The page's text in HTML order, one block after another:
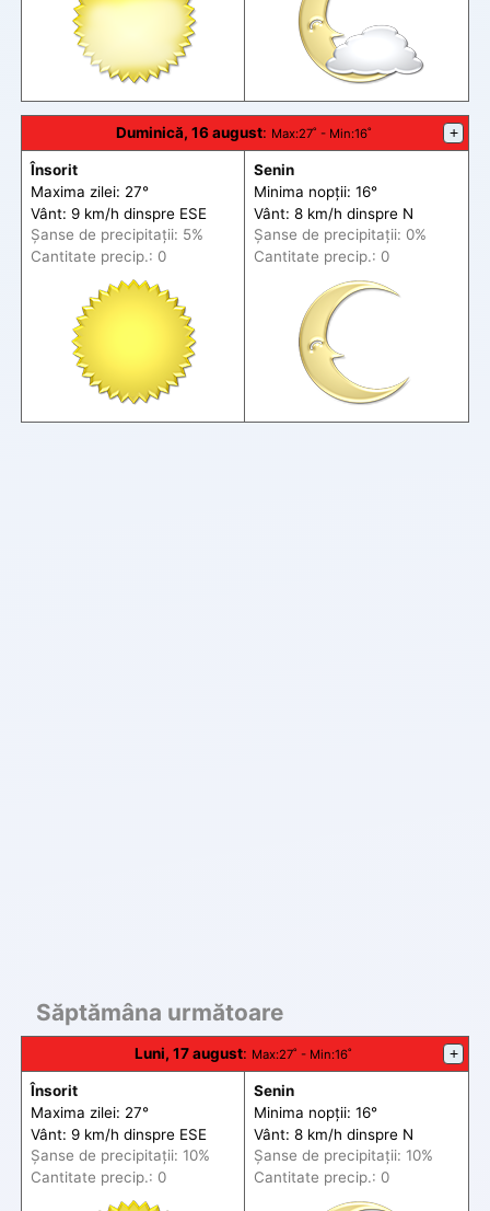
Duminică, 16 august: Max:27˚ - Min:16˚ +
Însorit
Maxima zilei: 27°
Vânt: 9 km/h dinspre ESE
Șanse de precipitații: 5%
Cantitate precip.: 0
Senin
Minima nopții: 16°
Vânt: 8 km/h dinspre N
Șanse de precipitații: 0%
Cantitate precip.: 0
Săptămâna următoare
Luni, 17 august: Max:27˚ - Min:16˚ +
Însorit
Maxima zilei: 27°
Vânt: 9 km/h dinspre ESE
Șanse de precipitații: 10%
Cantitate precip.: 0
Senin
Minima nopții: 16°
Vânt: 8 km/h dinspre N
Șanse de precipitații: 10%
Cantitate precip.: 0